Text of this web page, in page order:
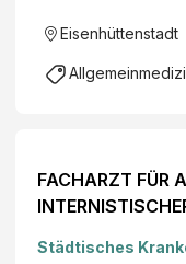
Eisenhüttenstadt
FACHARZT FÜR
Städtisches